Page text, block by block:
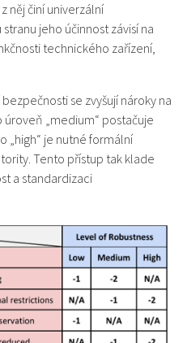
něj činí univerzální
jeho účinnost závisí na
technického zařízení,
se zvyšují nároky na
„medium“ postačuje
„high“ je nutné formální
Tento přístup tak klade
a standardizaci